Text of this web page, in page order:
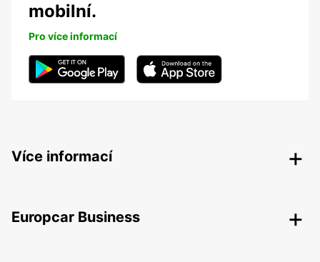
mobilní.
Pro více informací
Více informací
Europcar Business